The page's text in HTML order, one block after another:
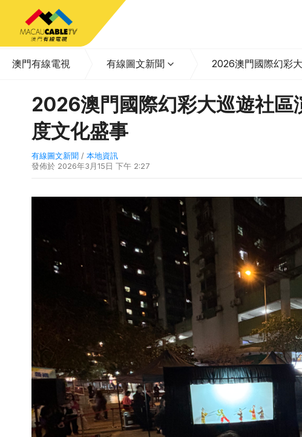
澳門有線電視 有線圖文新聞 2026澳門國際幻彩
2026澳門國際幻彩大巡遊社區
度文化盛事
有線圖文新聞 / 本地資訊
發佈於 2026年3月15日 下午 2:27